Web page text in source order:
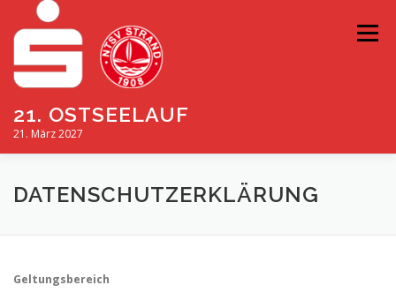
Inhalt
springen
21. OSTSEELAUF
21. März 2027
Menü
ANMELDUNG TEILNEHMERINFOS HOTELINFOS
DATENSCHUTZERKLÄRUNG
Geltungsbereich